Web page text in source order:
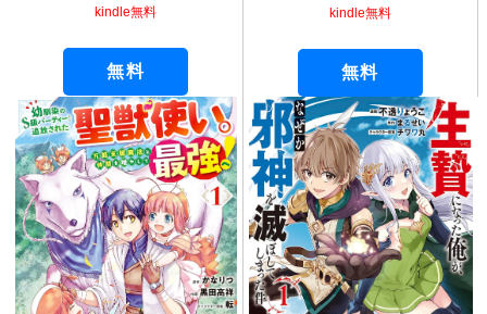
kindle無料
無料
kindle無料
無料